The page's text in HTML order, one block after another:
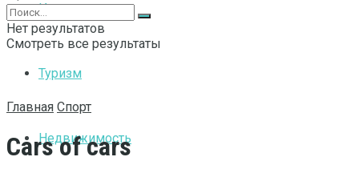
Интернет
Туризм
Недвижимость
Нет результатов
Смотреть все результаты
Главная Спорт
Cars of cars